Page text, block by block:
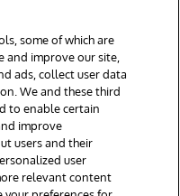
MA. Todos los
de privacidad
some of which are
improve our site,
ads, collect user data
We and these third
to enable certain
improve
users and their
user
relevant content